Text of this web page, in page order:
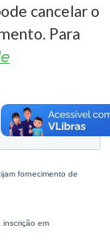
cancelar o
Para